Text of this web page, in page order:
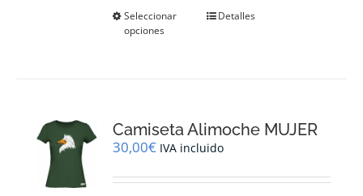
Seleccionar
opciones
Este
se
pueden
en
Detalles
Camiseta Alimoche MUJER
30,00€ IVA incluido